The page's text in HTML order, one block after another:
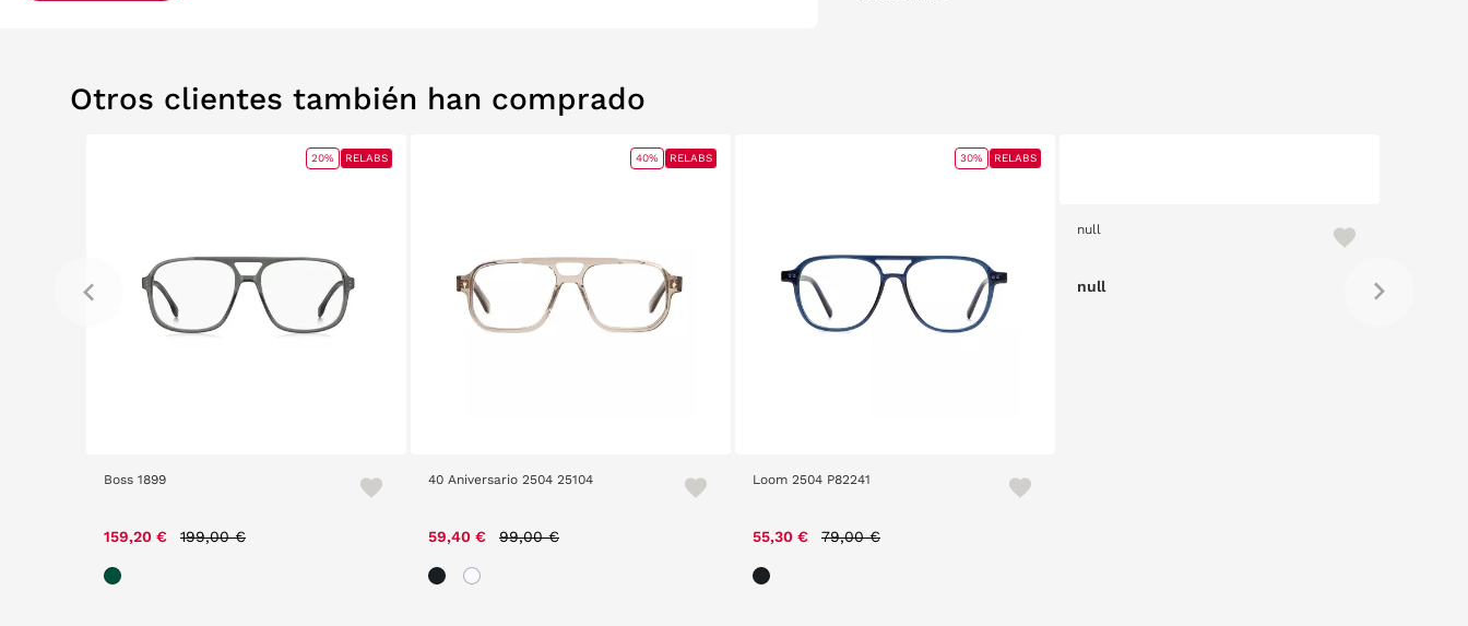
Otros clientes también han comprado
Boss 1899
159,20 € 199,00 €
20% RELABS
40 Aniversario 2504 25104
59,40 € 99,00 €
40% RELABS
Loom 2504 P82241
55,30 € 79,00 €
30% RELABS
null
null